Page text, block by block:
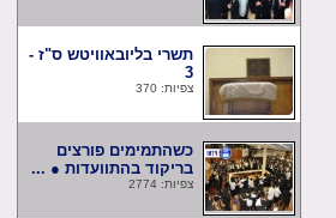
תשרי בליובאוויטש ס"ז -
צפיות: 370
כשהתמימים פורצים
בריקוד בהתוועדות ● ...
צפיות: 2774